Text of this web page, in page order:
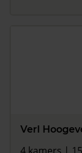
Verl